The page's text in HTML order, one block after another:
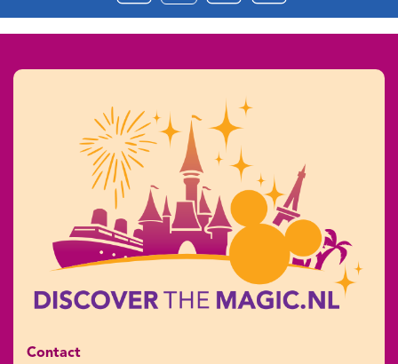
Contact